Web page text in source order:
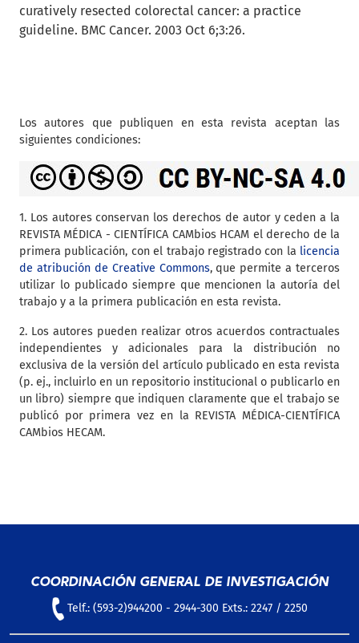
curatively resected colorectal cancer: a practice
guideline. BMC Cancer. 2003 Oct 6;3:26.
Los autores que publiquen en esta revista aceptan las
siguientes condiciones:
1. Los autores conservan los derechos de autor y ceden a la
REVISTA MÉDICA - CIENTÍFICA CAMbios HCAM el derecho de la
primera publicación, con el trabajo registrado con la licencia
de atribución de Creative Commons, que permite a terceros
utilizar lo publicado siempre que mencionen la autoría del
trabajo y a la primera publicación en esta revista.
2. Los autores pueden realizar otros acuerdos contractuales
independientes y adicionales para la distribución no
exclusiva de la versión del artículo publicado en esta revista
(p. ej., incluirlo en un repositorio institucional o publicarlo en
un libro) siempre que indiquen claramente que el trabajo se
publicó por primera vez en la REVISTA MÉDICA-CIENTÍFICA
CAMbios HECAM.
COORDINACIÓN GENERAL DE INVESTIGACIÓN
Telf.: (593-2)944200 - 2944-300 Exts.: 2247 / 2250